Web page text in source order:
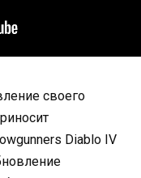
своего
Diablo IV